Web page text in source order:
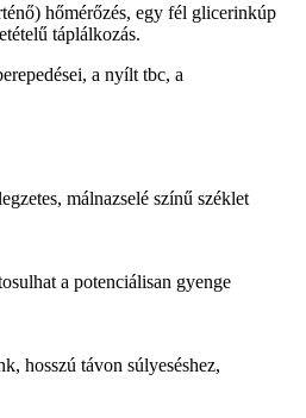
hőmérőzés, egy fél glicerinkúp
táplálkozás.
a nyílt tbc, a
málnazselé színű széklet
a potenciálisan gyenge
hosszú távon súlyeséshez,